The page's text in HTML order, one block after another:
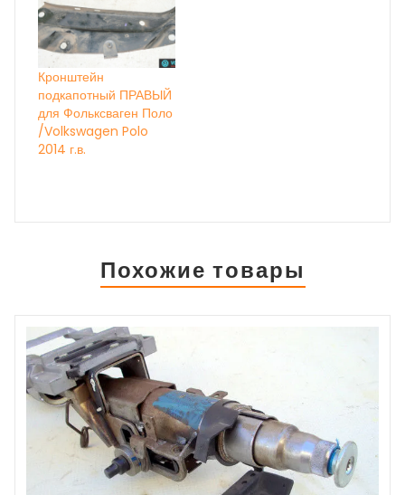
Кронштейн
подкапотный ПРАВЫЙ
для Фольксваген Поло
/Volkswagen Polo
2014 г.в.
Похожие товары